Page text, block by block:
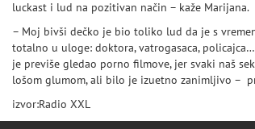
luckast i lud na pozitivan način – kaže Marijana.
– Moj bivši dečko je bio toliko lud da je s
totalno u uloge: doktora, vatrogasaca,
je previše gledao porno filmove, jer svaki naš
lošom glumom, ali bilo je izuetno zanimljivo –
izvor:Radio XXL